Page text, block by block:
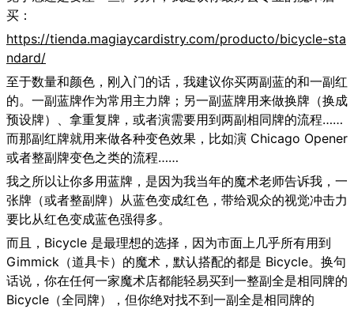
买：
https://tienda.magiaycardistry.com/producto/bicycle-sta
ndard/
至于数量和颜色，刚入门的话，我建议你买两副蓝的和一副红
的。一副蓝牌作为常用主力牌；另一副蓝牌用来做换牌（换成
预设牌）、拿重复牌，或者演需要用到两副相同牌的流程……
而那副红牌就用来做各种变色效果，比如演 Chicago Opener
或者整副牌变色之类的流程……
我之所以让你多用蓝牌，是因为我当年的魔术老师告诉我，一
张牌（或者整副牌）从蓝色变成红色，带给观众的视觉冲击力
要比从红色变成蓝色强得多。
而且，Bicycle 是最理想的选择，因为市面上几乎所有用到
Gimmick（道具卡）的魔术，默认搭配的都是 Bicycle。换句
话说，你在任何一家魔术店都能轻易买到一整副全是相同牌的
Bicycle（全同牌），但你绝对找不到一副全是相同牌的